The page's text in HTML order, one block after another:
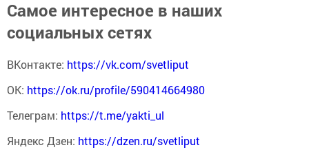
Самое интересное в наших
социальных сетях
ВКонтакте: https://vk.com/svetliput
ОК: https://ok.ru/profile/590414664980
Телеграм: https://t.me/yakti_ul
Яндекс Дзен: https://dzen.ru/svetliput